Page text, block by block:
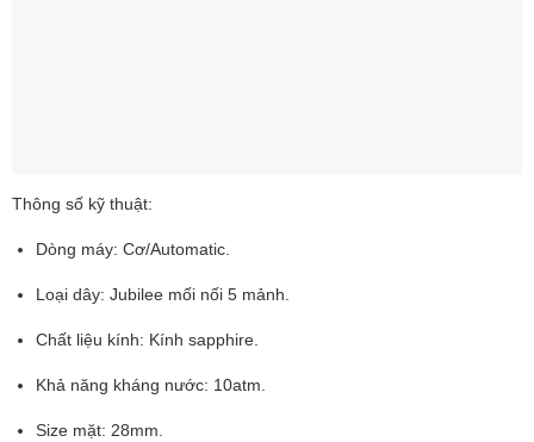
Thông số kỹ thuật:
Dòng máy: Cơ/Automatic.
Loại dây: Jubilee mối nối 5 mảnh.
Chất liệu kính: Kính sapphire.
Khả năng kháng nước: 10atm.
Size mặt: 28mm.